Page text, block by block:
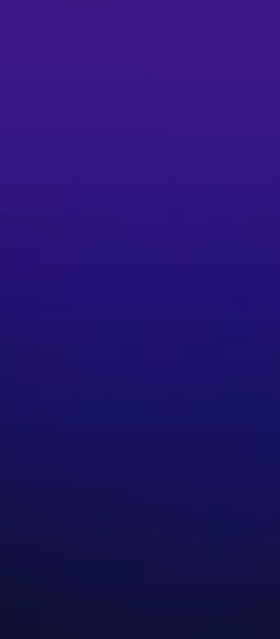
藝術。期間多次到西班牙進修，更於2024 年至西班牙巴塞
心及小酒館多場演出經歷。2023 年西班牙赫雷斯舉辦之第
於商業及推廣活動中演出。2025年第八度前往西班牙進
Heeren修業兩年，目前持續於西班牙進修中。與國內大
表演，至今參與各種演出近400場。